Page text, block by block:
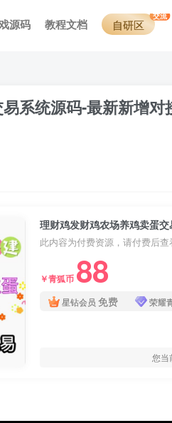
源码 教程文档 自研区
交流
系统源码-最新新增
此内容为付费资源，请付费后查
￥青狐币 88
星钻会员 免费 荣耀
您当